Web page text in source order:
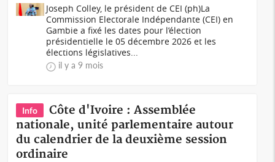
Joseph Colley, le président de CEI (ph)La
Commission Electorale Indépendante (CEI) en
Gambie a fixé les dates pour l’élection
présidentielle le 05 décembre 2026 et les
élections législatives...
il y a 9 mois
Info
Côte d'Ivoire : Assemblée
nationale, unité parlementaire autour
du calendrier de la deuxième session
ordinaire